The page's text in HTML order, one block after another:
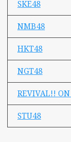
SKE48
NMB48
HKT48
NGT48
REVIVAL!!
STU48